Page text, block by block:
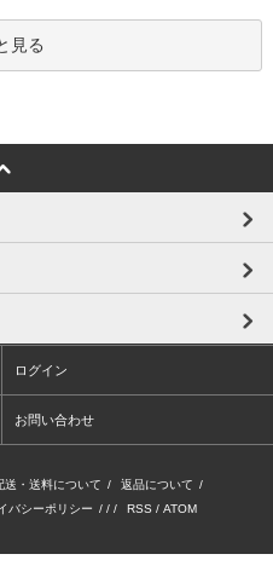
見る
ログイン
お問い合わせ
送・送料について / 返品について /
バシーポリシー / / / RSS / ATOM